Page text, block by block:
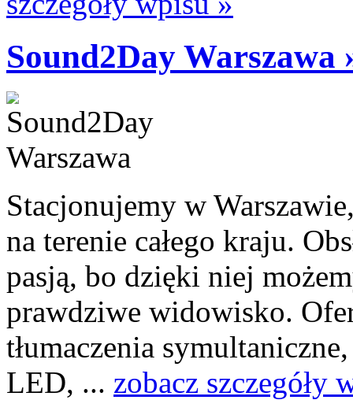
Sound2Day Warszawa
Stacjonujemy w
na terenie całego kraju.
pasją, bo dzięki niej
prawdziwe widowisko.
tłumaczenia
LED, ... zobacz szczegóły